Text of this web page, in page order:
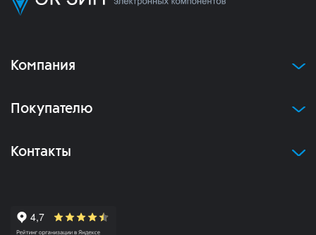
Компания
Покупателю
Контакты